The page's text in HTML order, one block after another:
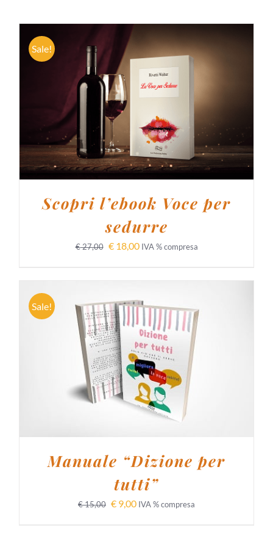
Sale!
AGGIUNGI AL CARRELLO DETTAGLI
Scopri l’ebook Voce per
sedurre
€27,00 €18,00 IVA % compresa
Sale!
AGGIUNGI AL CARRELLO / DETTAGLI
Manuale “Dizione per
tutti”
€15,00 € 9,00 IVA % compresa